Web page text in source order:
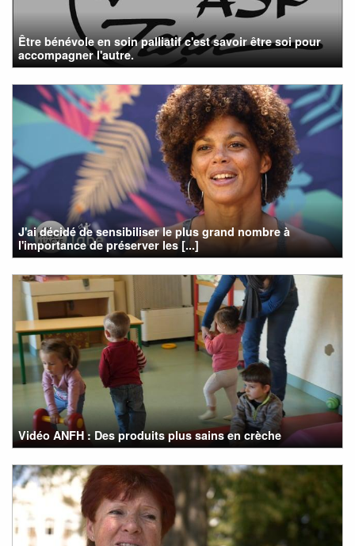
Être bénévole en soin palliatif c'est savoir être soi pour
accompagner l'autre.
J'ai décidé de sensibiliser le plus grand nombre à
l'importance de préserver les [...]
Vidéo ANFH : Des produits plus sains en crèche